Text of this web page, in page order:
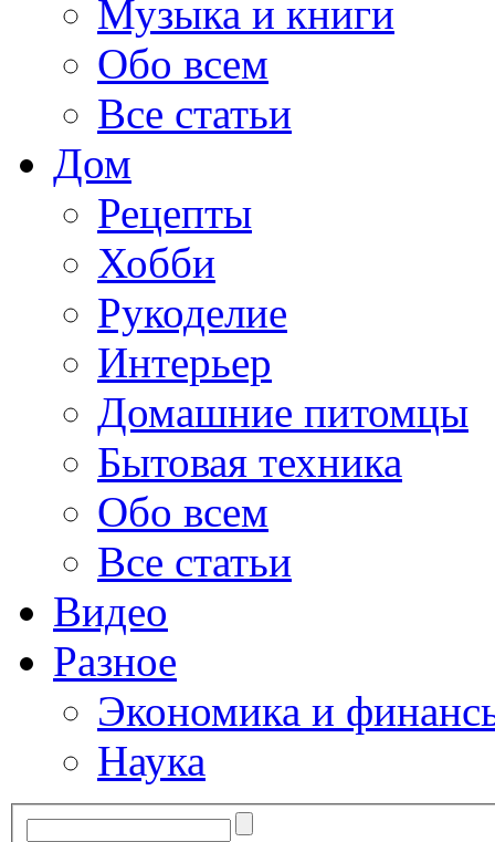
Музыка и книги
Обо всем
Все статьи
Дом
Рецепты
Хобби
Рукоделие
Интерьер
Домашние питомцы
Бытовая техника
Обо всем
Все статьи
Видео
Разное
Экономика и
Наука